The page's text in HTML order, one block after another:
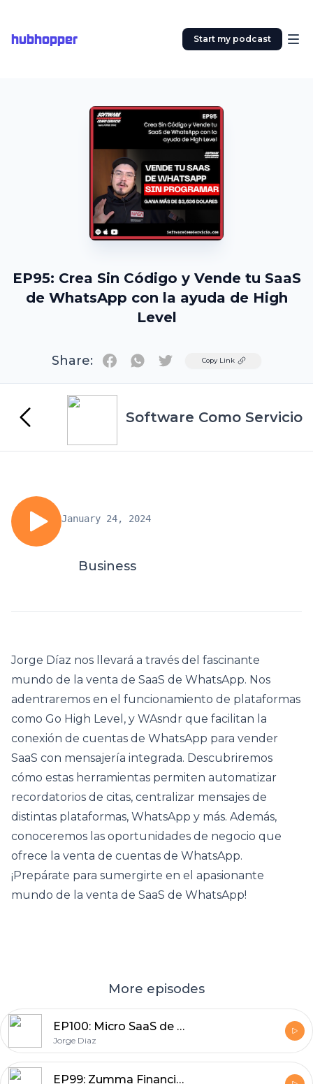
hubhopper Start my podcast
EP95: Crea Sin Código y Vende tu SaaS
de WhatsApp con la ayuda de High
Level
Share: TwitterCopy Link
Software Como Servicio
January 24, 2024
Business
Jorge Díaz nos llevará a través del fascinante
mundo de la venta de SaaS de WhatsApp. Nos
adentraremos en el funcionamiento de plataformas
como Go High Level, y WAsndr que facilitan la
conexión de cuentas de WhatsApp para vender
SaaS con mensajería integrada. Descubriremos
cómo estas herramientas permiten automatizar
recordatorios de citas, centralizar mensajes de
distintas plataformas, WhatsApp y más. Además,
conoceremos las oportunidades de negocio que
ofrece la venta de cuentas de WhatsApp.
¡Prepárate para sumergirte en el apasionante
mundo de la venta de SaaS de WhatsApp!
More episodes
EP100: Micro SaaS de Leandro Zubrezki Sync2Sheets en LATAM. SaaS para Notion
Jorge Diaz
EP99: Zumma Financial: Copiloto de Facturación con Inteligencia Artificial a Través de WhatsApp